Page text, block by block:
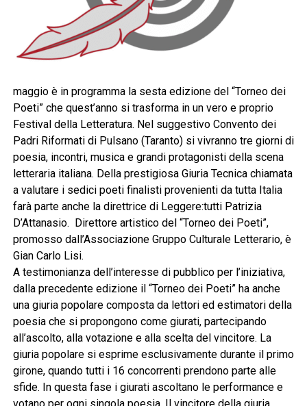
maggio è in programma la sesta edizione del “Torneo dei
Poeti” che quest’anno si trasforma in un vero e proprio
Festival della Letteratura. Nel suggestivo Convento dei
Padri Riformati di Pulsano (Taranto) si vivranno tre giorni di
poesia, incontri, musica e grandi protagonisti della scena
letteraria italiana. Della prestigiosa Giuria Tecnica chiamata
a valutare i sedici poeti finalisti provenienti da tutta Italia
farà parte anche la direttrice di Leggere:tutti Patrizia
D’Attanasio. Direttore artistico del “Torneo dei Poeti”,
promosso dall’Associazione Gruppo Culturale Letterario, è
Gian Carlo Lisi.
A testimonianza dell’interesse di pubblico per l’iniziativa,
dalla precedente edizione il “Torneo dei Poeti” ha anche
una giuria popolare composta da lettori ed estimatori della
poesia che si propongono come giurati, partecipando
all’ascolto, alla votazione e alla scelta del vincitore. La
giuria popolare si esprime esclusivamente durante il primo
girone, quando tutti i 16 concorrenti prendono parte alle
sfide. In questa fase i giurati ascoltano le performance e